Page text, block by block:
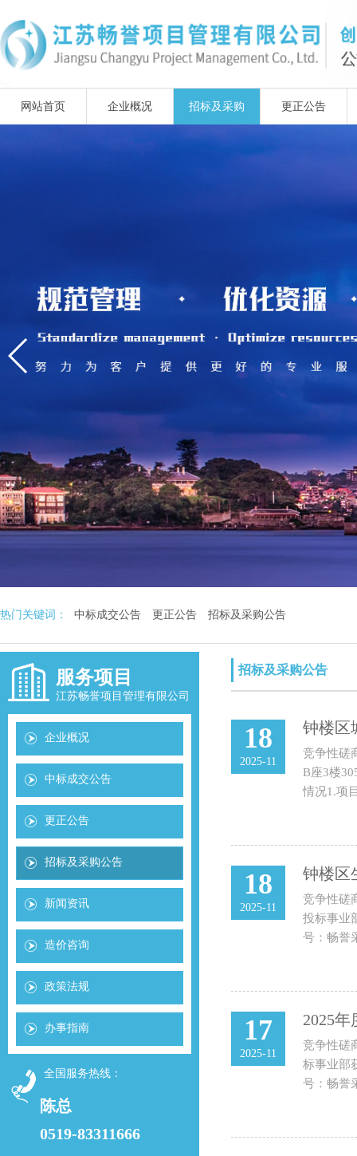
网站首页 企业概况 招标及采购 更正公告
热门关键词： 中标成交公告 更正公告 招标及采购公告
服务项目
江苏畅誉项目管理有限公司
企业概况
中标成交公告
更正公告
招标及采购公告
新闻资讯
造价咨询
政策法规
办事指南
全国服务热线：
陈总
0519-83311666
招标及采购公告
18
2025-11
钟楼区
竞争性磋
B座3楼
情况1.项
18
2025-11
钟楼区
竞争性磋
投标事业
号：畅誉
17
2025-11
2025
竞争性磋
标事业部
号：畅誉